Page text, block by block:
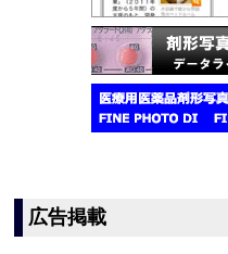
広告掲載